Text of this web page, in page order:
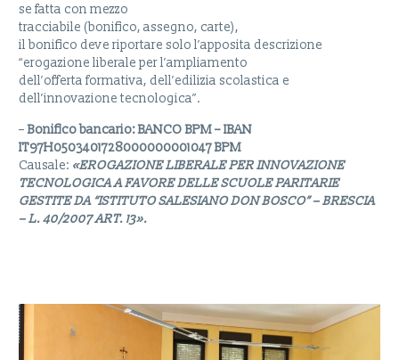
se fatta con mezzo
tracciabile (bonifico, assegno, carte),
il bonifico deve riportare solo l’apposita descrizione
“erogazione liberale per l’ampliamento
dell’offerta formativa, dell’edilizia scolastica e
dell’innovazione tecnologica”.
–Bonifico bancario: BANCO BPM – IBAN
IT97H0503401728000000001047 BPM
Causale: «EROGAZIONE LIBERALE PER INNOVAZIONE
TECNOLOGICA A FAVORE DELLE SCUOLE PARITARIE
GESTITE DA “ISTITUTO SALESIANO DON BOSCO” – BRESCIA
– L. 40/2007 ART. 13».